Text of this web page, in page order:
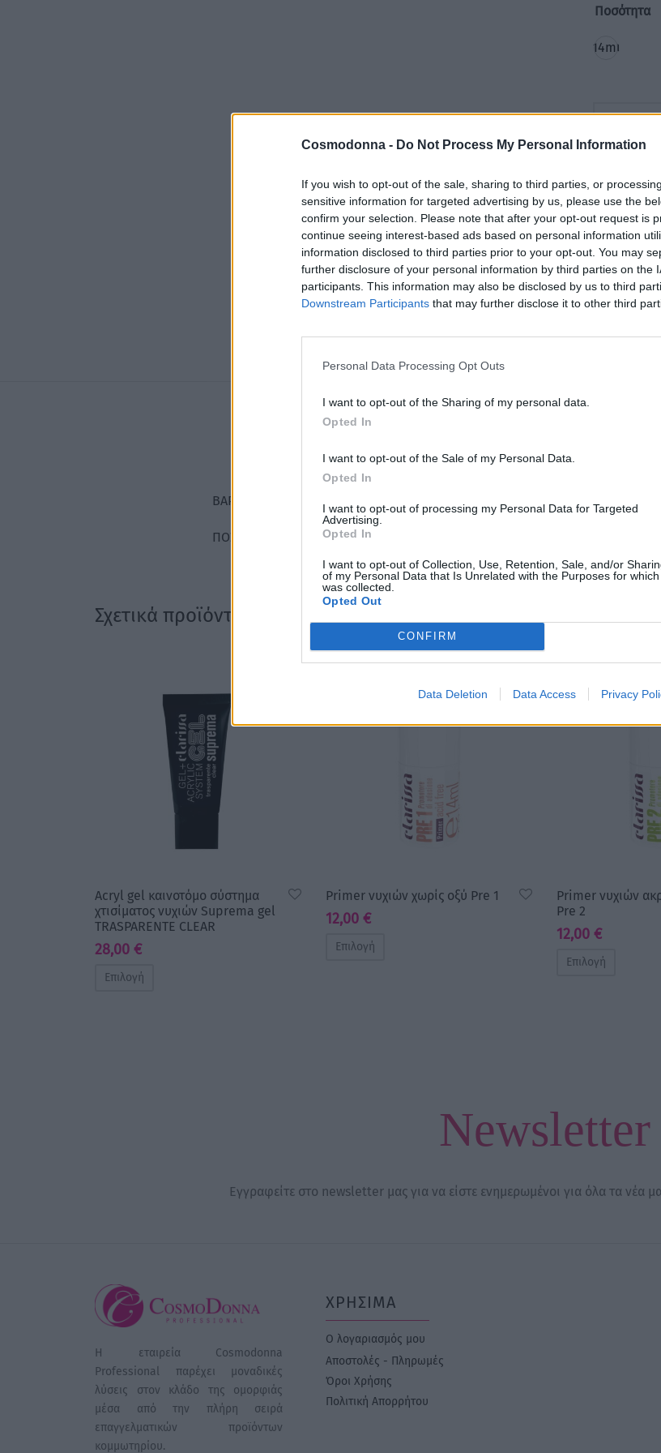
Cosmodonna - Do Not Process My Personal Information
If you wish to opt-out of the sale, sharing to third parties, or
sensitive information for targeted advertising by us, please use the
confirm your selection. Please note that after your opt-out request is
continue seeing interest-based ads based on personal information
information disclosed to third parties prior to your opt-out. You may
further disclosure of your personal information by third parties on the
participants. This information may also be disclosed by us to third
Downstream Participants that may further disclose it to other third
Personal Data Processing Opt Outs
I want to opt-out of the Sharing of my personal data.
Opted In
I want to opt-out of the Sale of my Personal Data.
Opted In
I want to opt-out of processing my Personal Data for Targeted
Advertising.
Opted In
I want to opt-out of Collection, Use, Retention, Sale, and/or
of my Personal Data that Is Unrelated with the Purposes for
was collected.
Opted Out
CONFIRM
Data Deletion Data Access Privacy
Ποσότητα
14ml
Κωδικός
Κατηγορίες:
ΕΤΑΙΡΕΙΕΣ,
ΒΆΡΟΣ Μ/Δ
ΠΟΣΌΤΗΤΑ
Σχετικά προϊόντα
Acryl gel καινοτόμο σύστημα
χτισίματος νυχιών Suprema gel
TRASPARENTE CLEAR
28,00 €
Επιλογή
Primer νυχιών χωρίς οξύ Pre 1
12,00 €
Επιλογή
Primer νυχιών
Pre 2
12,00 €
Επιλογή
Newsletter
Εγγραφείτε στο newsletter μας για να είστε ενημερωμένοι για όλα τα νέα
Η εταιρεία Cosmodonna
Professional παρέχει μοναδικές
λύσεις στον κλάδο της ομορφιάς
μέσα από την πλήρη σειρά
επαγγελματικών προϊόντων
κομμωτηρίου.
ΧΡΗΣΙΜΑ
Ο λογαριασμός μου
Αποστολές - Πληρωμές
Όροι Χρήσης
Πολιτική Απορρήτου